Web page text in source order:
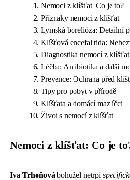
Nemoci z klíšťat: Co je to?
Příznaky nemoci z klíšťat
Lymská borelióza: Detailní
Klíšťová encefalitida:
Diagnostika nemocí z klíšťat
Léčba: Antibiotika a další
Prevence: Ochrana před
Tipy pro pobyt v přírodě
Klíšťata a domácí mazlíčci
Život s nemocí z klíšťat
Nemoci z klíšťat: Co je
Iva Trhoňová bohužel netrpí